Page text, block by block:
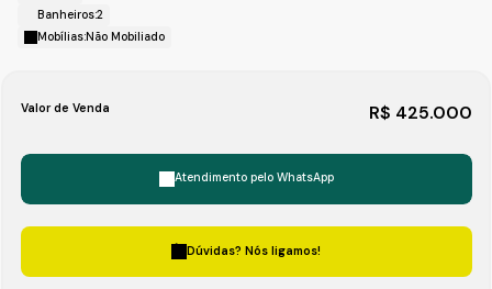
Banheiros:2
Mobílias:Não Mobiliado
R$ 425.000
Valor de Venda
Atendimento pelo WhatsApp
Dúvidas? Nós ligamos!